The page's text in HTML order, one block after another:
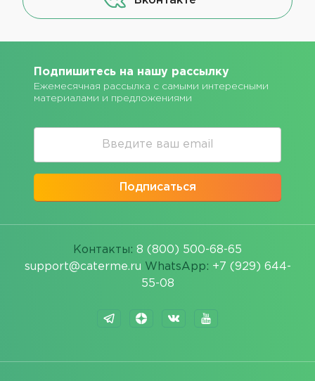
Подпишитесь на нашу рассылку
Ежемесячная рассылка с самыми интересными
материалами и предложениями
Подписаться
Контакты: 8 (800) 500-68-65
support@caterme.ru WhatsApp: +7 (929) 644-
55-08